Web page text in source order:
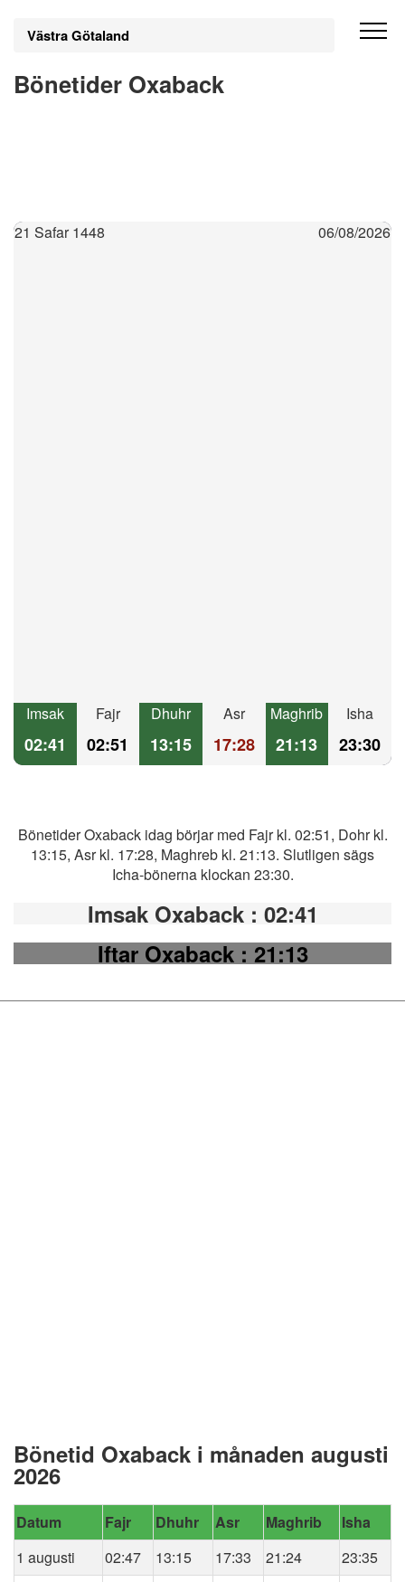
Västra Götaland
Bönetider Oxaback
21 Safar 1448 06/08/2026
Imsak
02:41
Fajr
02:51
Dhuhr
13:15
Asr
17:28
Maghrib
21:13
Isha
23:30
Bönetider Oxaback idag börjar med Fajr kl. 02:51, Dohr kl.
13:15, Asr kl. 17:28, Maghreb kl. 21:13. Slutligen sägs
Icha-bönerna klockan 23:30.
Imsak Oxaback : 02:41
Iftar Oxaback: 21:13
Bönetid Oxaback i månaden augusti
2026
Datum Fajr Dhuhr Asr Maghrib
Isha
1 augusti
02:47 13:15 17:33 21:24
23:35